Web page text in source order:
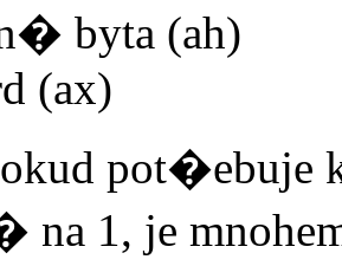
byta (ah)
(ax)
na 1, je